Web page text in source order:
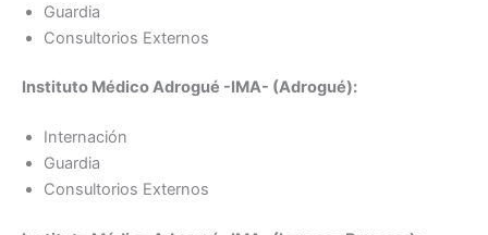
Guardia
Consultorios Externos
Instituto Médico Adrogué -IMA- (Adrogué):
Internación
Guardia
Consultorios Externos